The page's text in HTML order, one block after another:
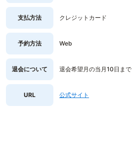
支払方法 クレジットカード
予約方法 Web
退会について 退会希望月の当月10日まで
URL 公式サイト